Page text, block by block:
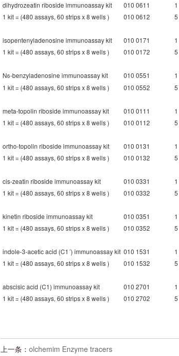
dihydrozeatin riboside immunoassay kit 010 0611
1 kit = (480 assays, 60 strips x 8 wells )
010 0612
isopentenyladenosine immunoassay kit 010 0171
1 kit = (480 assays, 60 strips x 8 wells )
010 0172
N6-benzyladenosine immunoassay kit 010 0551
1 kit = (480 assays, 60 strips x 8 wells )
010 0552
meta-topolin riboside immunoassay kit 010 0111
1 kit = (480 assays, 60 strips x 8 wells )
010 0112
ortho-topolin riboside immunoassay kit 010 0131
1 kit = (480 assays, 60 strips x 8 wells )
010 0132
cis-zeatin riboside immunoassay kit 010 0331
1 kit = (480 assays, 60 strips x 8 wells )
010 0332
kinetin riboside immunoassay kit 010 0351
1 kit = (480 assays, 60 strips x 8 wells )
010 0352
indole-3-acetic acid (C1´) immunoassay kit 010 1531
1 kit = (480 assays, 60 strips x 8 wells )
010 1532
abscisic acid (C1) immunoassay kit 010 2701
1 kit = (480 assays, 60 strips x 8 wells )
010 2702
上一条： olchemim Enzyme tracers